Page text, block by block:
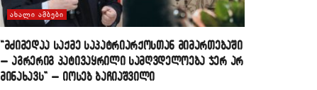
ᲐᲮᲐᲚᲘ ᲐᲛᲑᲔᲑᲘ
“მძიმედაა საქმე საპატრიარქოსთან მიმართებაში
– აგრერიგ პატივაყრილი სამღვდელოება ჯერ არ
მინახავს” – იოსებ ბაჩიაშვილი